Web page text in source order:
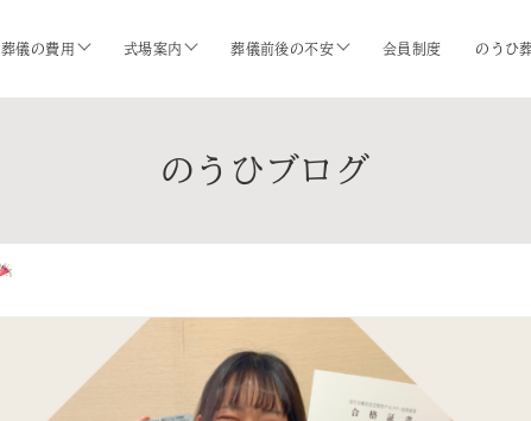
葬儀の費用 式場案内 葬儀前後の不安 会員制度 のうひ
のうひブログ